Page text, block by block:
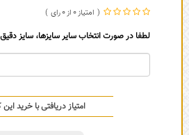
0
0
لطفا در صورت انتخاب سایر سایزها، سایز دقیق
امتیاز دریافتی با خرید این